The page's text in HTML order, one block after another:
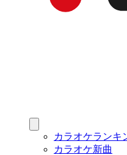
カラオケランキ
カラオケ新曲